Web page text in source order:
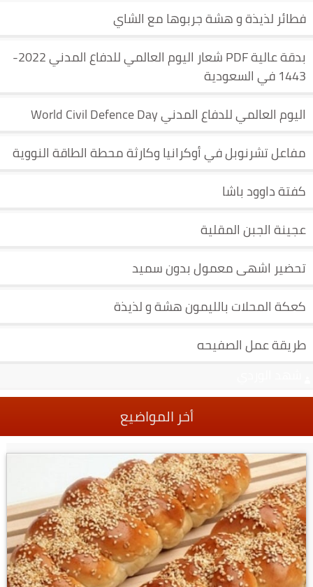
فطائر لذيذة و هشة جربوها مع الشاي
بدقة عالية PDF شعار اليوم العالمي للدفاع المدني 2022-
1443 في السعودية
اليوم العالمي للدفاع المدني World Civil Defence Day
مفاعل تشرنوبل في أوكرانيا وكارثة محطة الطاقة النووية
كفتة داوود باشا
عجينة الجبن المقلية
تحضير اشهى معمول بدون سميد
كعكة المحلات بالليمون هشة و لذيذة
طريقة عمل الصفيحه
أخر المواضيع